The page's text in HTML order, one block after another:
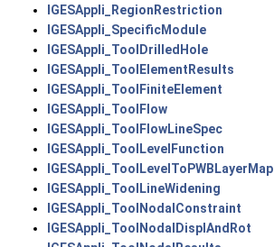
IGESAppli_RegionRestriction
IGESAppli_SpecificModule
IGESAppli_ToolDrilledHole
IGESAppli_ToolElementResults
IGESAppli_ToolFiniteElement
IGESAppli_ToolFlow
IGESAppli_ToolFlowLineSpec
IGESAppli_ToolLevelFunction
IGESAppli_ToolLevelToPWBLayerMap
IGESAppli_ToolLineWidening
IGESAppli_ToolNodalConstraint
IGESAppli_ToolNodalDisplAndRot